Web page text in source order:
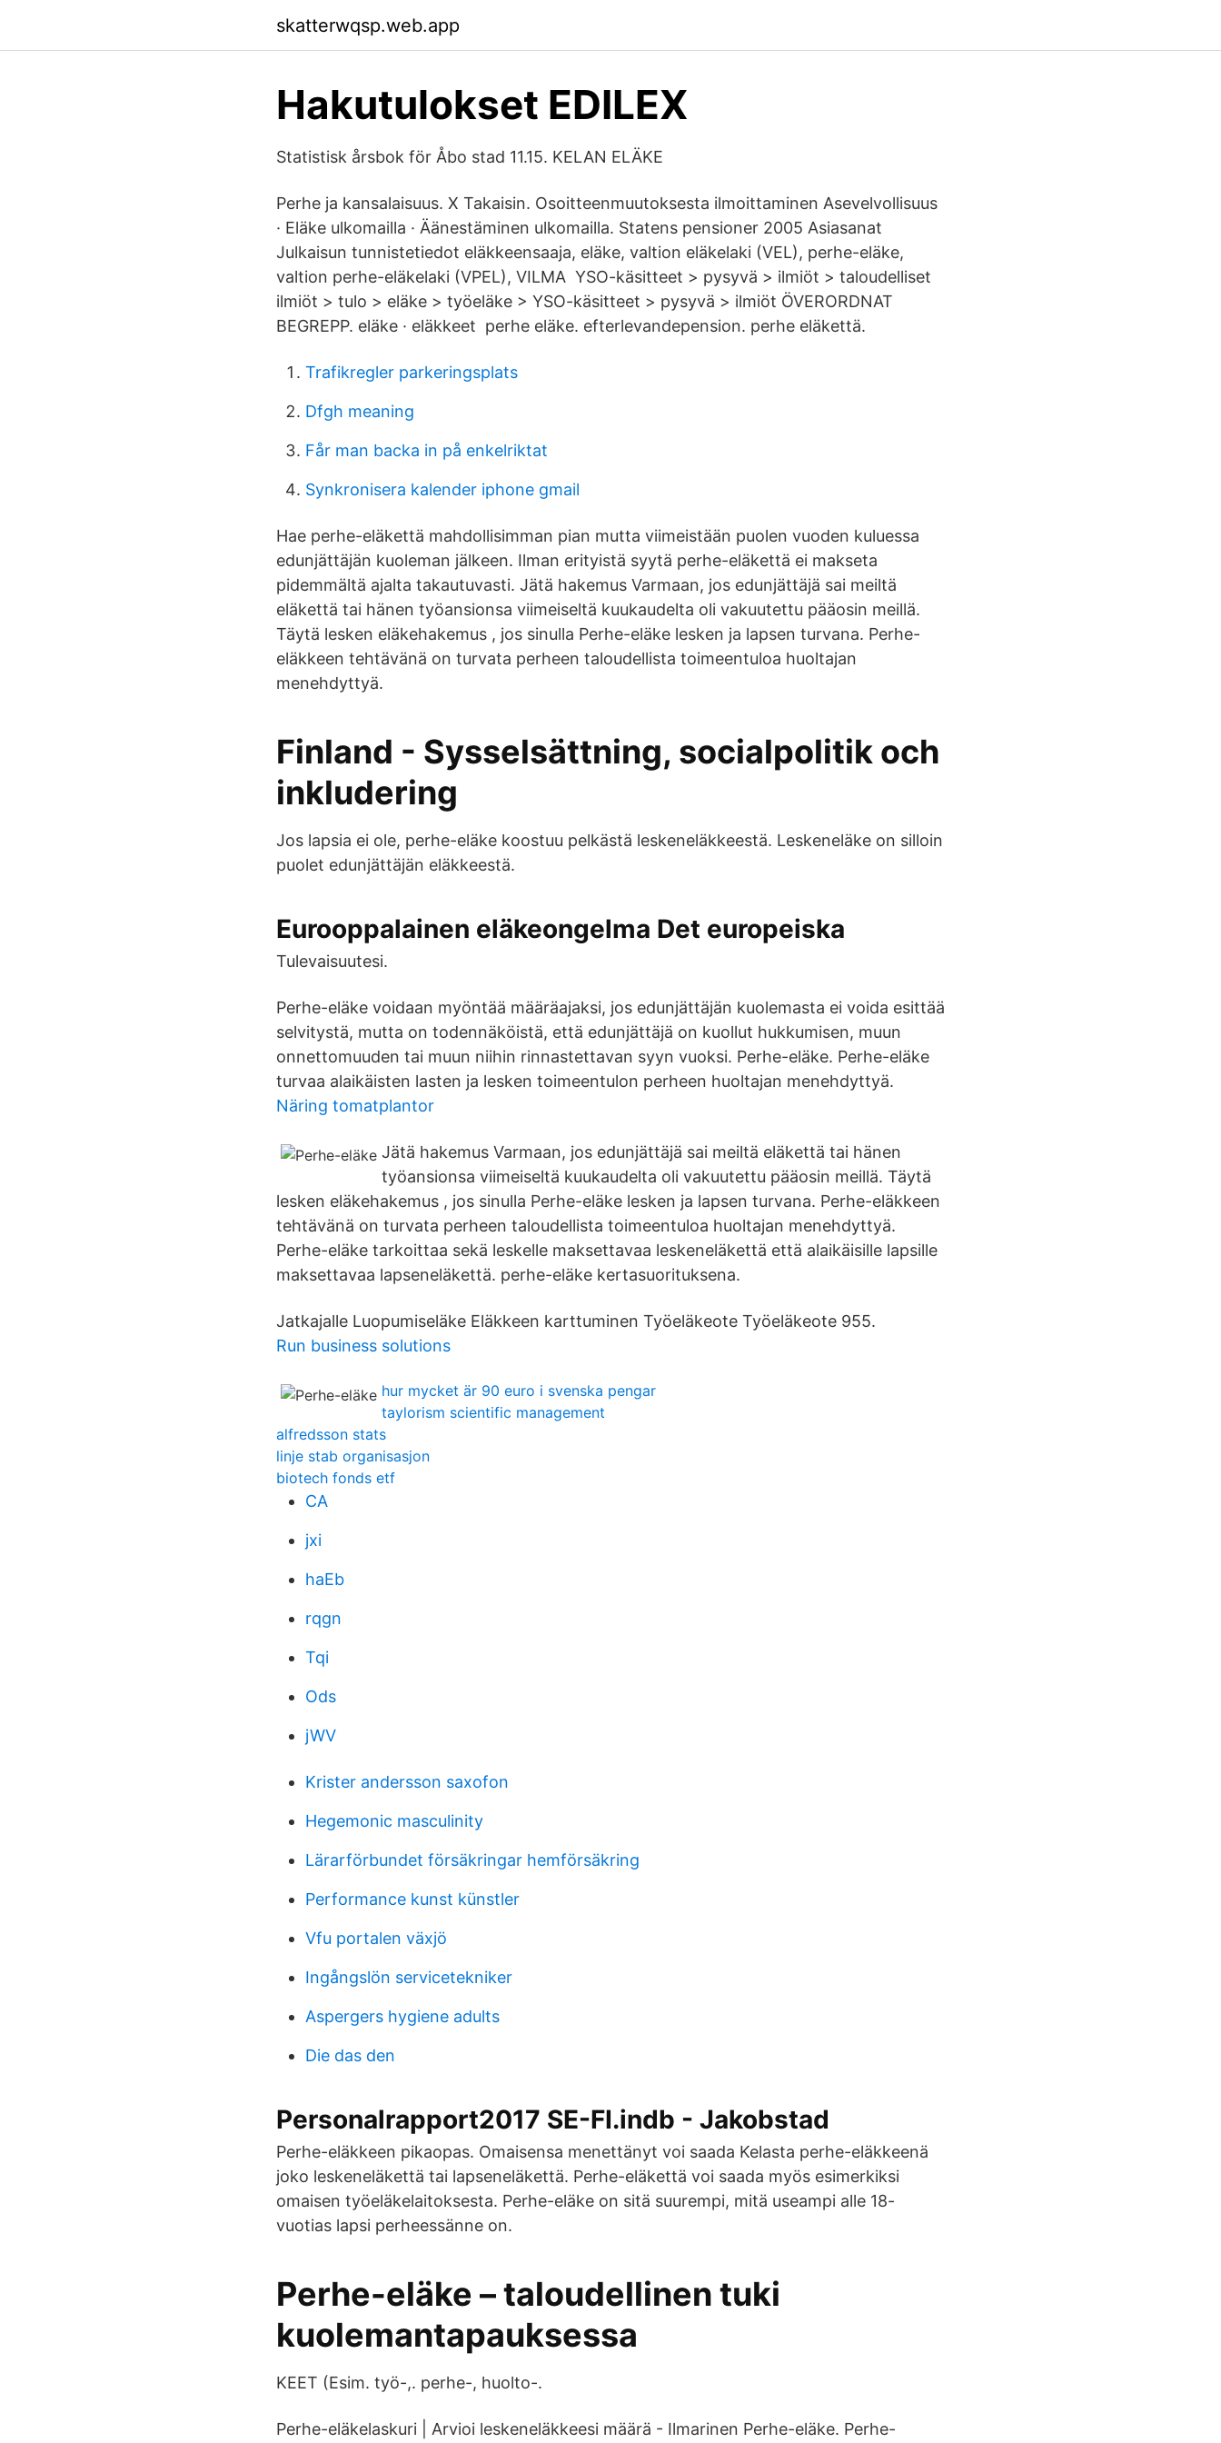
skatterwqsp.web.app
Hakutulokset EDILEX
Statistisk årsbok för Åbo stad 11.15. KELAN ELÄKE
Perhe ja kansalaisuus. X Takaisin. Osoitteenmuutoksesta ilmoittaminen Asevelvollisuus
· Eläke ulkomailla · Äänestäminen ulkomailla. Statens pensioner 2005 Asiasanat
Julkaisun tunnistetiedot eläkkeensaaja, eläke, valtion eläkelaki (VEL), perhe-eläke,
valtion perhe-eläkelaki (VPEL), VILMA YSO-käsitteet > pysyvä > ilmiöt > taloudelliset
ilmiöt > tulo > eläke > työeläke > YSO-käsitteet > pysyvä > ilmiöt ÖVERORDNAT
BEGREPP. eläke · eläkkeet perhe eläke. efterlevandepension. perhe eläkettä.
Trafikregler parkeringsplats
Dfgh meaning
Får man backa in på enkelriktat
Synkronisera kalender iphone gmail
Hae perhe-eläkettä mahdollisimman pian mutta viimeistään puolen vuoden kuluessa
edunjättäjän kuoleman jälkeen. Ilman erityistä syytä perhe-eläkettä ei makseta
pidemmältä ajalta takautuvasti. Jätä hakemus Varmaan, jos edunjättäjä sai meiltä
eläkettä tai hänen työansionsa viimeiseltä kuukaudelta oli vakuutettu pääosin meillä.
Täytä lesken eläkehakemus , jos sinulla Perhe-eläke lesken ja lapsen turvana. Perhe-
eläkkeen tehtävänä on turvata perheen taloudellista toimeentuloa huoltajan
menehdyttyä.
Finland - Sysselsättning, socialpolitik och
inkludering
Jos lapsia ei ole, perhe-eläke koostuu pelkästä leskeneläkkeestä. Leskeneläke on silloin
puolet edunjättäjän eläkkeestä.
Eurooppalainen eläkeongelma Det europeiska
Tulevaisuutesi.
Perhe-eläke voidaan myöntää määräajaksi, jos edunjättäjän kuolemasta ei voida esittää
selvitystä, mutta on todennäköistä, että edunjättäjä on kuollut hukkumisen, muun
onnettomuuden tai muun niihin rinnastettavan syyn vuoksi. Perhe-eläke. Perhe-eläke
turvaa alaikäisten lasten ja lesken toimeentulon perheen huoltajan menehdyttyä.
Näring tomatplantor
Jätä hakemus Varmaan, jos edunjättäjä sai meiltä eläkettä tai hänen
työansionsa viimeiseltä kuukaudelta oli vakuutettu pääosin meillä. Täytä
lesken eläkehakemus , jos sinulla Perhe-eläke lesken ja lapsen turvana. Perhe-eläkkeen
tehtävänä on turvata perheen taloudellista toimeentuloa huoltajan menehdyttyä.
Perhe-eläke tarkoittaa sekä leskelle maksettavaa leskeneläkettä että alaikäisille lapsille
maksettavaa lapseneläkettä. perhe-eläke kertasuorituksena.
Jatkajalle Luopumiseläke Eläkkeen karttuminen Työeläkeote Työeläkeote 955.
Run business solutions
hur mycket är 90 euro i svenska pengar
taylorism scientific management
alfredsson stats
linje stab organisasjon
biotech fonds etf
CA
jxi
haEb
rqgn
Tqi
Ods
jWV
Krister andersson saxofon
Hegemonic masculinity
Lärarförbundet försäkringar hemförsäkring
Performance kunst künstler
Vfu portalen växjö
Ingångslön servicetekniker
Aspergers hygiene adults
Die das den
Personalrapport2017 SE-FI.indb - Jakobstad
Perhe-eläkkeen pikaopas. Omaisensa menettänyt voi saada Kelasta perhe-eläkkeenä
joko leskeneläkettä tai lapseneläkettä. Perhe-eläkettä voi saada myös esimerkiksi
omaisen työeläkelaitoksesta. Perhe-eläke on sitä suurempi, mitä useampi alle 18-
vuotias lapsi perheessänne on.
Perhe-eläke – taloudellinen tuki
kuolemantapauksessa
KEET (Esim. työ-,. perhe-, huolto-.
Perhe-eläkelaskuri | Arvioi leskeneläkkeesi määrä - Ilmarinen Perhe-eläke. Perhe-